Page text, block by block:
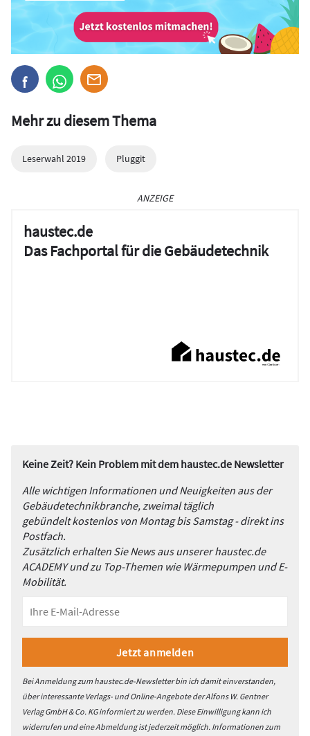
Mehr zu diesem Thema
Leserwahl 2019 Pluggit
ANZEIGE
haustec.de
Das Fachportal für die Gebäudetechnik
Keine Zeit? Kein Problem mit dem haustec.de Newsletter
Alle wichtigen Informationen und Neuigkeiten aus der
Gebäudetechnikbranche, zweimal täglich
gebündelt kostenlos von Montag bis Samstag - direkt ins
Postfach.
Zusätzlich erhalten Sie News aus unserer haustec.de
ACADEMY und zu Top-Themen wie Wärmepumpen und E-
Mobilität.
Bei Anmeldung zum haustec.de-Newsletter bin ich damit einverstanden,
über interessante Verlags- und Online-Angebote der Alfons W. Gentner
Verlag GmbH & Co. KG informiert zu werden. Diese Einwilligung kann ich
widerrufen und eine Abmeldung ist jederzeit möglich. Informationen zum